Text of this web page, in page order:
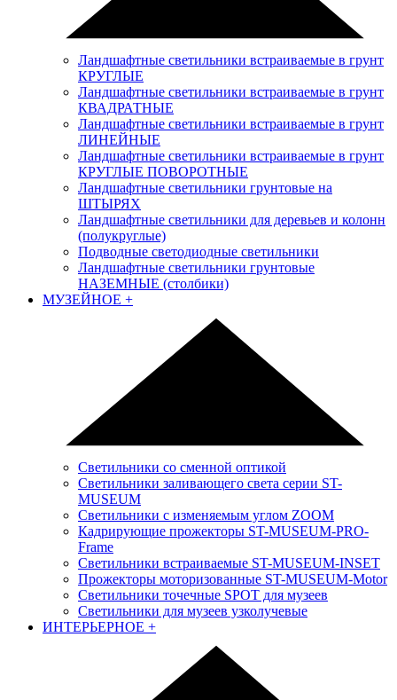
Ландшафтные светильники встраиваемые в грунт
КРУГЛЫЕ
Ландшафтные светильники встраиваемые в грунт
КВАДРАТНЫЕ
Ландшафтные светильники встраиваемые в грунт
ЛИНЕЙНЫЕ
Ландшафтные светильники встраиваемые в грунт
КРУГЛЫЕ ПОВОРОТНЫЕ
Ландшафтные светильники грунтовые на
ШТЫРЯХ
Ландшафтные светильники для деревьев и колонн
(полукруглые)
Подводные светодиодные светильники
Ландшафтные светильники грунтовые
НАЗЕМНЫЕ (столбики)
МУЗЕЙНОЕ +
Светильники со сменной оптикой
Светильники заливающего света серии ST-
MUSEUM
Светильники с изменяемым углом ZOOM
Кадрирующие прожекторы ST-MUSEUM-PRO-
Frame
Светильники встраиваемые ST-MUSEUM-INSET
Прожекторы моторизованные ST-MUSEUM-Motor
Светильники точечные SPOT для музеев
Светильники для музеев узколучевые
ИНТЕРЬЕРНОЕ +